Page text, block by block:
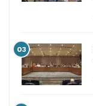
03